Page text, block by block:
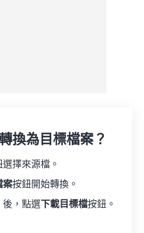
換為目標檔案？
擇來源檔。
案按鈕開始轉換。
後，點選 下載目標檔按鈕。